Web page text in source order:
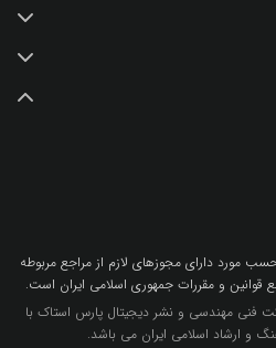
مورد داراي مجوزهاي لازم از مراجع مربوطه
قوانين و مقررات جمهوري اسلامي ايران است.
فنی مهندسی و نشر دیجیتال پارس استاک با
و ارشاد اسلامی ایران می باشد.